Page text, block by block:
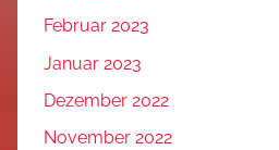
Februar 2023
Januar 2023
Dezember 2022
November 2022